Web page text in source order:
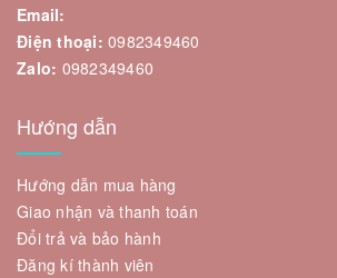
Email:
Điện thoại: 0982349460
Zalo: 0982349460
Hướng dẫn
Hướng dẫn mua hàng
Giao nhận và thanh toán
Đổi trả và bảo hành
Đăng kí thành viên